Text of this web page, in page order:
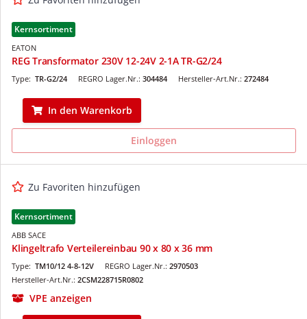
Kernsortiment
EATON
REG Transformator 230V 12-24V 2-1A TR-G2/24
REGRO Lager.Nr.: 304484
Type: TR-G2/24 Hersteller-Art.Nr.: 272484
In den Warenkorb
Einloggen
Zu Favoriten hinzufügen
Kernsortiment
ABB SACE
Klingeltrafo Verteilereinbau 90 x 80 x 36 mm
REGRO Lager.Nr.: 2970503
Type: TM10/12 4-8-12V
Hersteller-Art.Nr.: 2CSM228715R0802
VPE anzeigen